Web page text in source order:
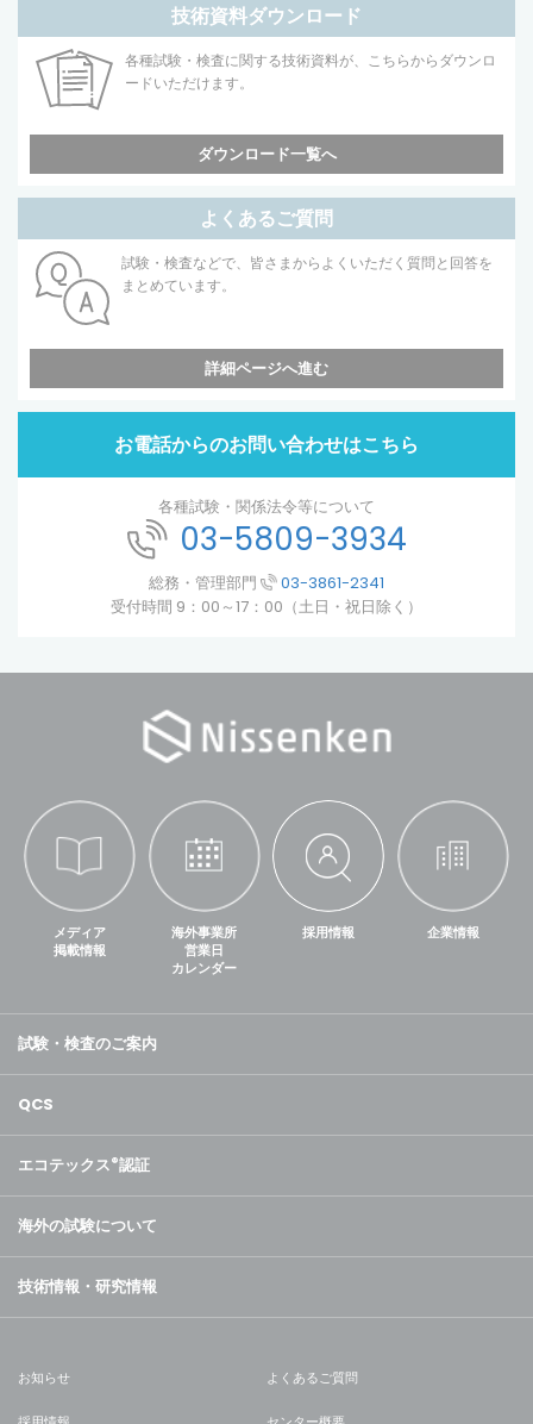
技術資料ダウンロード
各種試験・検査に関する技術資料が、こちらからダウンロ
ードいただけます。
ダウンロード一覧へ
よくあるご質問
試験・検査などで、皆さまからよくいただく質問と回答を
まとめています。
詳細ページへ進む
お電話からのお問い合わせはこちら
各種試験・関係法令等について
03-5809-3934
総務・管理部門
03-3861-2341
受付時間 9：00～17：00（土日・祝日除く）
メディア
掲載情報
海外事業所
営業日
カレンダー
採用情報 企業情報
試験・検査のご案内
QCS
エコテックス®認証
海外の試験について
技術情報・研究情報
お知らせ よくあるご質問